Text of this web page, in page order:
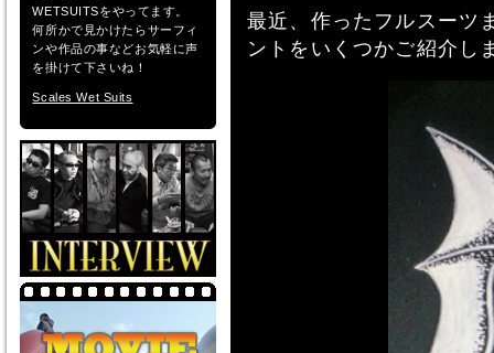
最近、作ったフルスーツ
ントをいくつかご紹介し
WETSUITSをやってます。
何所かで見かけたらサーフィ
ンや作品の事などお気軽に声
を掛けて下さいね！
Scales Wet Suits